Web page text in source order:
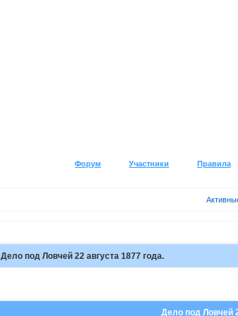
Форум Участники Правила
Дело под Ловчей 22 августа 1877 года.
Дело под Ловчей